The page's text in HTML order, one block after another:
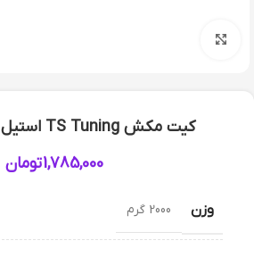
کیت مکش TS Tuning استیل – M15 – EF7
1,785,000تومان
وزن 2000 گرم